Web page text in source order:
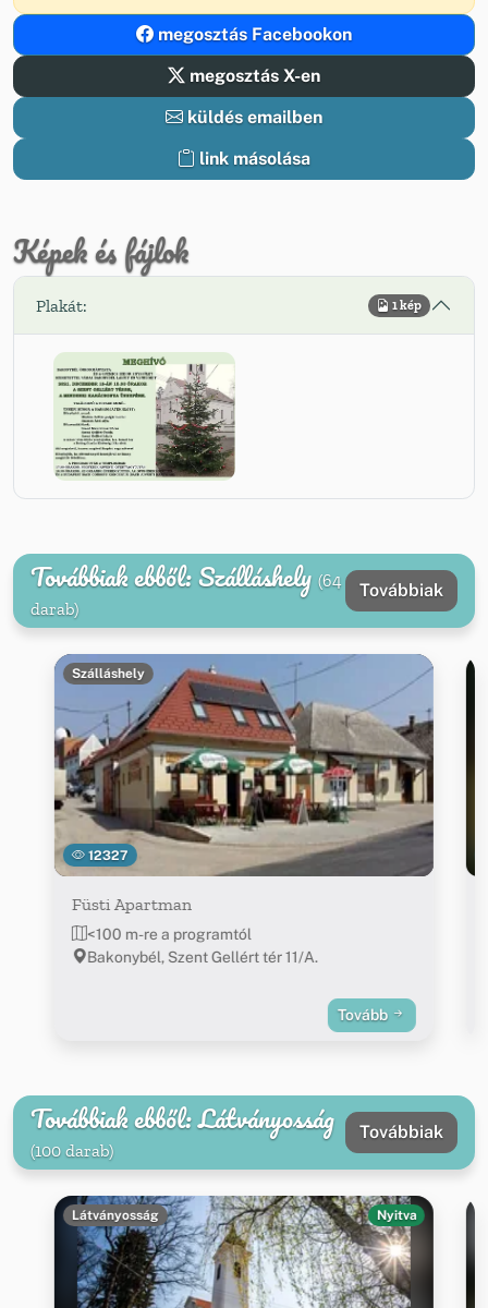
megosztás Facebookon
megosztás X-en
küldés emailben
link másolása
Képek és fájlok
Plakát: 1 kép
Továbbiak ebből: Szálláshely (64
darab)
Továbbiak
12327
Szálláshely
Füsti Apartman
<100 m-re a programtól
Bakonybél, Szent Gellért tér 11/A.
Tovább
Továbbiak ebből: Látványosság
(100 darab)
Továbbiak
Látványosság Nyitva